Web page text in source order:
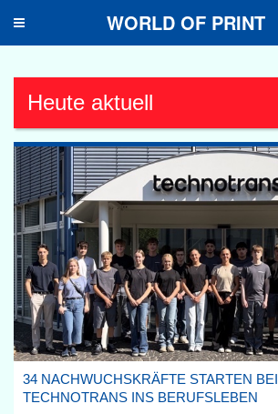
Toggle
WORLD OF PRINT
Heute aktuell
34 NACHWUCHSKRÄFTE STARTEN BEI
TECHNOTRANS INS BERUFSLEBEN